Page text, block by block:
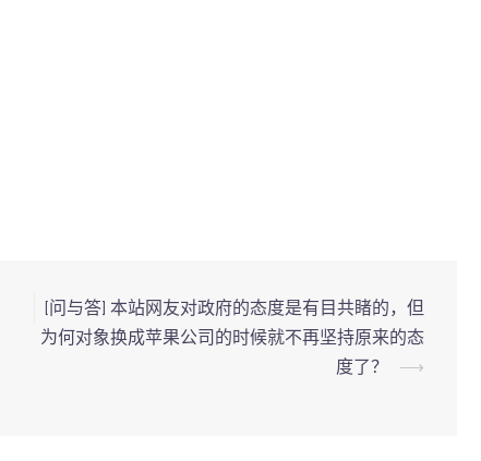
[问与答] 本站网友对政府的态度是有目共睹的，但
为何对象换成苹果公司的时候就不再坚持原来的态
度了？
⟶